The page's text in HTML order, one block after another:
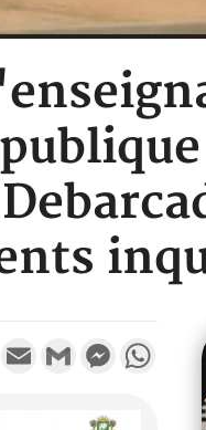
TwitterEmail Gmail Messenger